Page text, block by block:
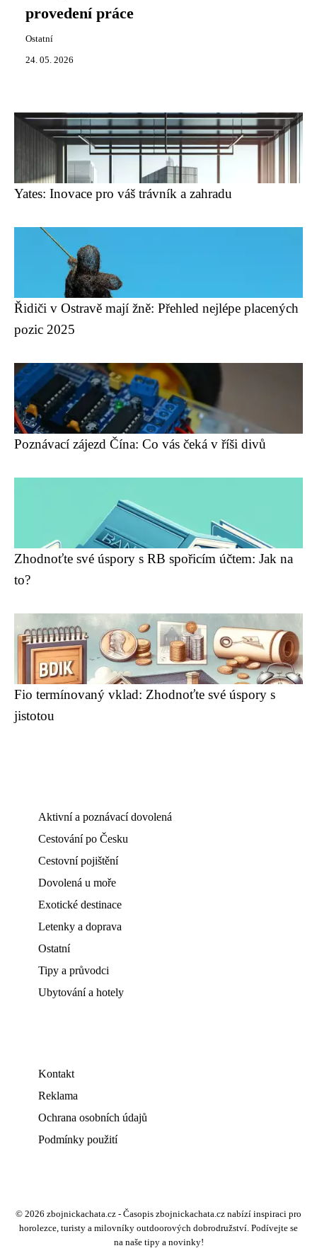
provedení práce
Ostatní
24. 05. 2026
Yates: Inovace pro váš trávník a zahradu
Řidiči v Ostravě mají žně: Přehled nejlépe placených
pozic 2025
Poznávací zájezd Čína: Co vás čeká v říši divů
Zhodnoťte své úspory s RB spořicím účtem: Jak na
to?
Fio termínovaný vklad: Zhodnoťte své úspory s
jistotou
Aktivní a poznávací dovolená
Cestování po Česku
Cestovní pojištění
Dovolená u moře
Exotické destinace
Letenky a doprava
Ostatní
Tipy a průvodci
Ubytování a hotely
Kontakt
Reklama
Ochrana osobních údajů
Podmínky použití
© 2026 zbojnickachata.cz - Časopis zbojnickachata.cz nabízí inspiraci pro
horolezce, turisty a milovníky outdoorových dobrodružství. Podívejte se
na naše tipy a novinky!